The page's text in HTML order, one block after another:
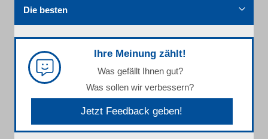
Die besten
Ihre Meinung zählt!
Was gefällt Ihnen gut?
Was sollen wir verbessern?
Jetzt Feedback geben!